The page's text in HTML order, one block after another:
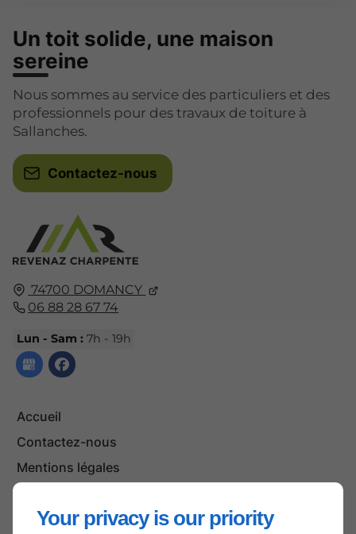
Your privacy is our priority
74700 DOMANCY
06 88 28 67 74
Lun - Sam : 7h - 19h
Accueil
Contactez-nous
Mentions légales
Un toit solide, une maison
sereine
Nous sommes au service des particuliers et des
professionnels pour des travaux de toiture à
Sallanches.
Contactez-nous